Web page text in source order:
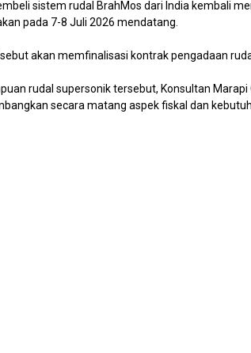
sistem rudal BrahMos dari India kembali
pada 7-8 Juli 2026 mendatang.
akan memfinalisasi kontrak pengadaan
rudal supersonik tersebut, Konsultan
secara matang aspek fiskal dan